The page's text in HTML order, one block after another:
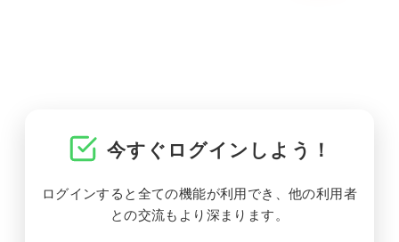
今すぐログインしよう！
ログインすると全ての機能が利用でき、他の利用者
との交流もより深まります。